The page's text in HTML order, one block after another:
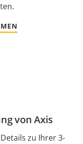
von Axis
zu Ihrer 3-